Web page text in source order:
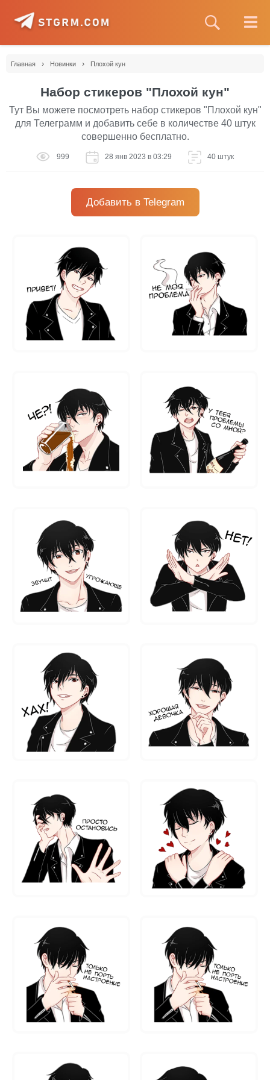
Главная › Новинки › Плохой кун
Набор стикеров "Плохой кун"
Тут Вы можете посмотреть набор стикеров "Плохой кун"
для Телеграмм и добавить себе в количестве 40 штук
совершенно бесплатно.
999 28 янв 2023 в 03:29 40 штук
Добавить в Telegram